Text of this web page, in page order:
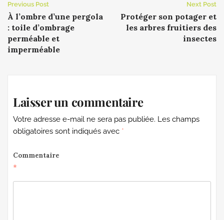
Previous Post
À l’ombre d’une pergola
: toile d’ombrage
perméable et
imperméable
Next Post
Protéger son potager et
les arbres fruitiers des
insectes
Laisser un commentaire
Votre adresse e-mail ne sera pas publiée. Les champs
obligatoires sont indiqués avec *
Commentaire
*